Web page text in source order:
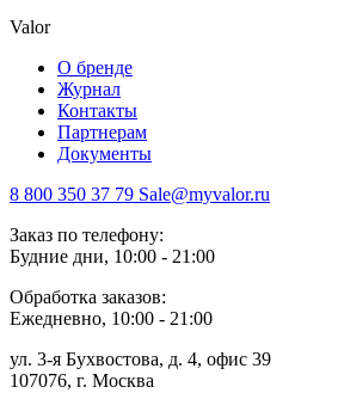
Valor
О бренде
Журнал
Контакты
Партнерам
Документы
8 800 350 37 79 Sale@myvalor.ru
Заказ по телефону:
Будние дни, 10:00 - 21:00
Обработка заказов:
Ежедневно, 10:00 - 21:00
ул. 3-я Бухвостова, д. 4, офис 39
107076, г. Москва